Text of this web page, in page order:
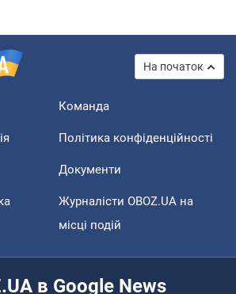
На початок
Команда
Політика конфіденційності
Документи
Журналісти OBOZ.UA на
місці подій
в Google News